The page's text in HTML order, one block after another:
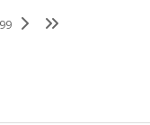
99